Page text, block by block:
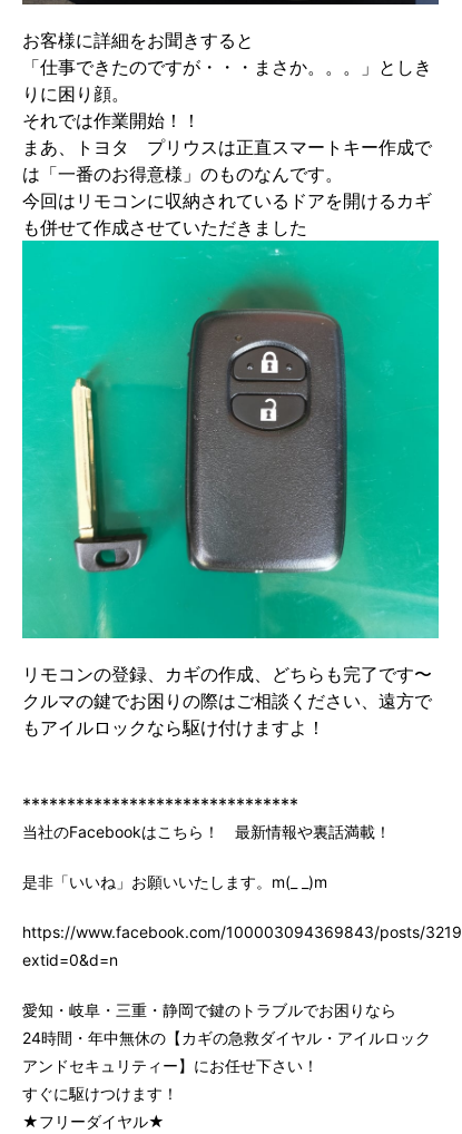
お客様に詳細をお聞きすると
「仕事できたのですが・・・まさか。。。」としき
りに困り顔。
それでは作業開始！！
まあ、トヨタ プリウスは正直スマートキー作成で
は「一番のお得意様」のものなんです。
今回はリモコンに収納されているドアを開けるカギ
も併せて作成させていただきました
リモコンの登録、カギの作成、どちらも完了です〜
クルマの鍵でお困りの際はご相談ください、遠方で
もアイルロックなら駆け付けますよ！
*******************************
当社のFacebookはこちら！ 最新情報や裏話満載！
是非「いいね」お願いいたします。m(_ _)m
https://www.facebook.com/100003094369843/posts/
extid=0&d=n
愛知・岐阜・三重・静岡で鍵のトラブルでお困りなら
24時間・年中無休の【カギの急救ダイヤル・アイルロック
アンドセキュリティー】にお任せ下さい！
すぐに駆けつけます！
★フリーダイヤル★